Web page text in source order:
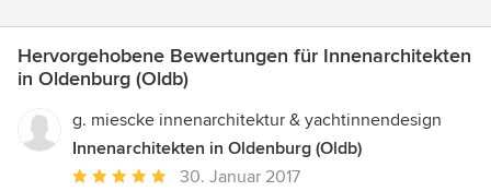
Hervorgehobene Bewertungen für Innenarchitekten
in Oldenburg (Oldb)
g. miescke innenarchitektur & yachtinnendesign
Innenarchitekten in Oldenburg (Oldb)
Durchschnittliche30. Januar 2017